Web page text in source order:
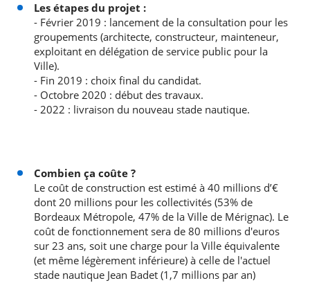
Les étapes du projet :
- Février 2019 : lancement de la consultation pour les
groupements (architecte, constructeur, mainteneur,
exploitant en délégation de service public pour la
Ville).
- Fin 2019 : choix final du candidat.
- Octobre 2020 : début des travaux.
- 2022 : livraison du nouveau stade nautique.
Combien ça coûte ?
Le coût de construction est estimé à 40 millions d’€
dont 20 millions pour les collectivités (53% de
Bordeaux Métropole, 47% de la Ville de Mérignac). Le
coût de fonctionnement sera de 80 millions d'euros
sur 23 ans, soit une charge pour la Ville équivalente
(et même légèrement inférieure) à celle de l'actuel
stade nautique Jean Badet (1,7 millions par an)